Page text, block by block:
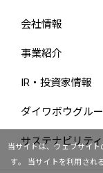
当サイトは、ウェブサイ
す。
当サイトを利用され
会社情報
事業紹介
IR・投資家情報
ダイワボウグル
サステナビリティ